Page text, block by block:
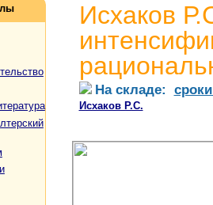
Исхаков
На складе:
Исхаков Р.С.